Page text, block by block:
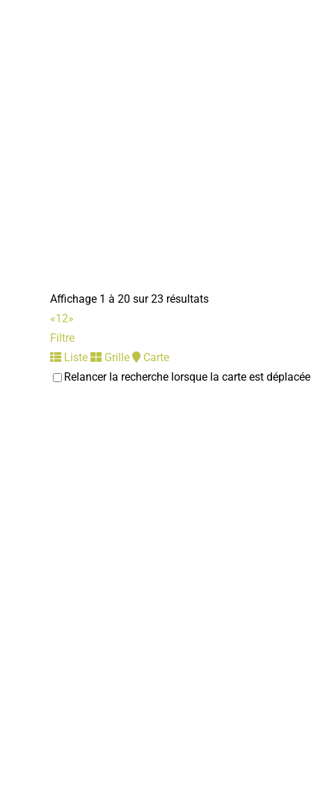
Affichage 1 à 20 sur 23 résultats
«12»
Filtre
Liste
Grille
Carte
Relancer la recherche lorsque la carte est déplacée